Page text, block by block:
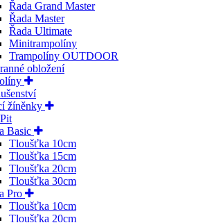
Řada Grand Master
Řada Master
Řada Ultimate
Minitrampolíny
Trampolíny OUTDOOR
obložení
žíněnky
Basic
Tloušťka 10cm
Tloušťka 15cm
Tloušťka 20cm
Tloušťka 30cm
Pro
Tloušťka 10cm
Tloušťka 20cm